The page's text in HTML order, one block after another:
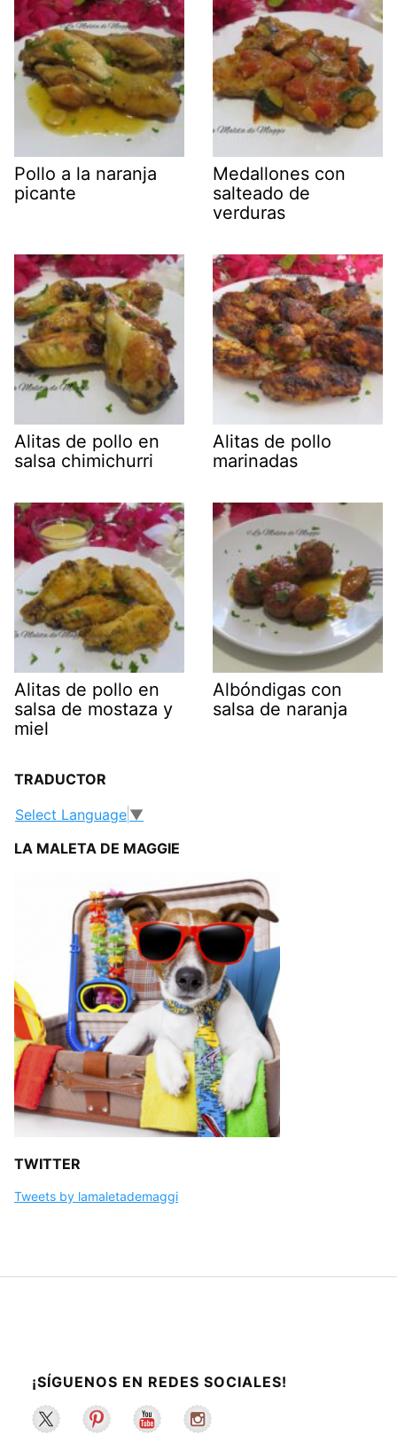
Pollo a la naranja
picante
Medallones con
salteado de
verduras
Alitas de pollo en
salsa chimichurri
Alitas de pollo
marinadas
Alitas de pollo en
salsa de mostaza y
miel
Albóndigas con
salsa de naranja
TRADUCTOR
Select Language ▼
LA MALETA DE MAGGIE
TWITTER
Tweets by lamaletademaggi
¡SÍGUENOS EN REDES SOCIALES!